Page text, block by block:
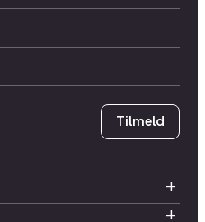
Tilmeld